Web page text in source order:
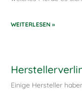
WEITERLESEN »
Einige Hersteller